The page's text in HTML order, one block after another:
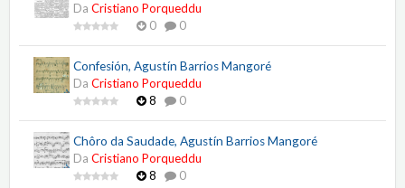
Da Cristiano Porqueddu
0
0
Confesión, Agustín Barrios Mangoré
Da Cristiano Porqueddu
8
0
Chôro da Saudade, Agustín Barrios Mangoré
Da Cristiano Porqueddu
8
0